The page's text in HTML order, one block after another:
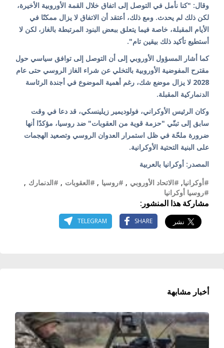
وقال: "كنا نأمل في التوصل إلى اتفاق خلال القمة الأوروبية الأخيرة،
لكن ذلك لم يحدث. ومع ذلك، أعتقد أن الاتفاق لا يزال ممكنًا في
الأيام المقبلة، خاصة فيما يتعلق ببعض البنود المرتبطة بالغاز، لكن لا
أستطيع تأكيد ذلك بيقين تام".
كما أشار المسؤول الأوروبي إلى أن التوصل إلى توافق سياسي حول
مقترح المفوضية الأوروبية بالتخلي عن شراء الغاز الروسي حتى عام
2028 لا يزال موضع شك، رغم أهمية الموضوع في أجندة الرئاسة
الدنماركية المقبلة.
وكان الرئيس الأوكراني، فولوديمير زيلينسكي، قد دعا في وقت
سابق إلى تبنّي "حزمة قوية من العقوبات" ضد روسيا، مؤكدًا أنها
ضرورة ملحّة في ظل استمرار العدوان الروسي وتصعيد الهجمات
على البنية التحتية الأوكرانية.
المصدر: أوكرانيا بالعربية
#أوكرانيا, #الاتحاد الأوروبي , #روسيا , #العقوبات , #الدنمارك ,
#روسيا أوكرانيا
مشاركة هذا المنشور:
SHARE
TELEGRAM
أخبار مشابهة